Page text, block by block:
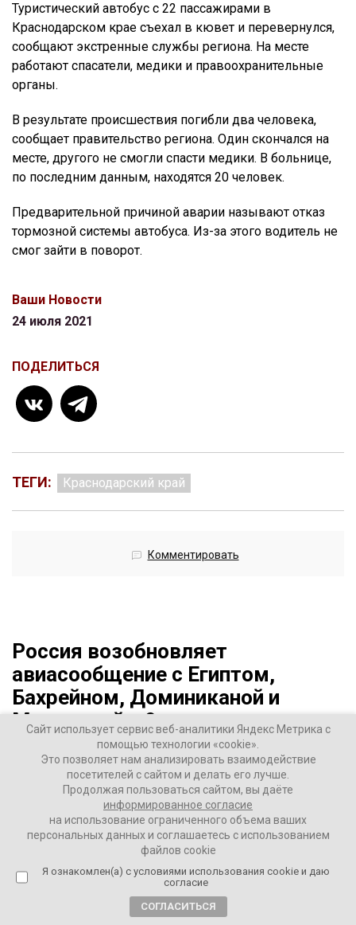
Туристический автобус с 22 пассажирами в
Краснодарском крае съехал в кювет и перевернулся,
сообщают экстренные службы региона. На месте
работают спасатели, медики и правоохранительные
органы.
В результате происшествия погибли два человека,
сообщает правительство региона. Один скончался на
месте, другого не смогли спасти медики. В больнице,
по последним данным, находятся 20 человек.
Предварительной причиной аварии называют отказ
тормозной системы автобуса. Из-за этого водитель не
смог зайти в поворот.
Ваши Новости
24 июля 2021
ПОДЕЛИТЬСЯ
ТЕГИ: Краснодарский край
Комментировать
Россия возобновляет
авиасообщение с Египтом,
Бахрейном, Доминиканой и
Молдавией с 9 августа
5 лет назад
ВАШИ НОВОСТИ
Россия возобновляет авиасообщение с четырьмя
странами, сообщила по итогам заседания
федерального оперативного штаба по борьбе с
коронавирусом вице-премьерТатьяна Голикова
Сайт использует сервис веб-аналитики Яндекс Метрика с
помощью технологии «cookie».
Это позволяет нам анализировать взаимодействие
посетителей с сайтом и делать его лучше.
Продолжая пользоваться сайтом, вы даёте
информированное согласие
на использование ограниченного объема ваших
персональных данных и соглашаетесь с использованием
файлов cookie
Я ознакомлен(а) с условиями использования cookie и даю
согласие
СОГЛАСИТЬСЯ